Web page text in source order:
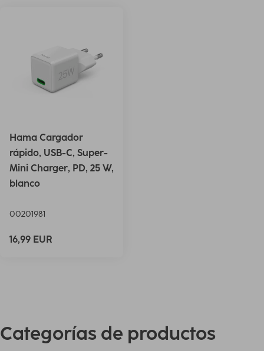
Hama Cargador
rápido, USB-C, Super-
Mini Charger, PD, 25 W,
blanco
00201981
16,99 EUR
Categorías de productos